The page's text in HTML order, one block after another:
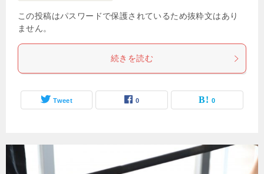
この投稿はパスワードで保護されているため抜粋文はあり
ません。
続きを読む
Tweet 0 0